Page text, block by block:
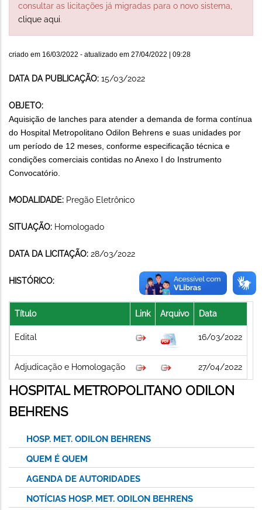
consultar as licitações já migradas para o novo sistema,
clique aqui.
criado em 16/03/2022 - atualizado em 27/04/2022 | 09:28
DATA DA PUBLICAÇÃO: 15/03/2022
OBJETO:
Aquisição de lanches para atender a demanda de forma contínua
do Hospital Metropolitano Odilon Behrens e suas unidades por
um período de 12 meses, conforme especificação técnica e
condições comerciais contidas no Anexo I do Instrumento
Convocatório.
MODALIDADE: Pregão Eletrônico
SITUAÇÃO: Homologado
DATA DA LICITAÇÃO: 28/03/2022
HISTÓRICO:
Título Link Arquivo Data
Edital 16/03/2022
Adjudicação e Homologação 27/04/2022
HOSPITAL METROPOLITANO ODILON
BEHRENS
HOSP. MET. ODILON BEHRENS
QUEM É QUEM
AGENDA DE AUTORIDADES
NOTÍCIAS HOSP. MET. ODILON BEHRENS